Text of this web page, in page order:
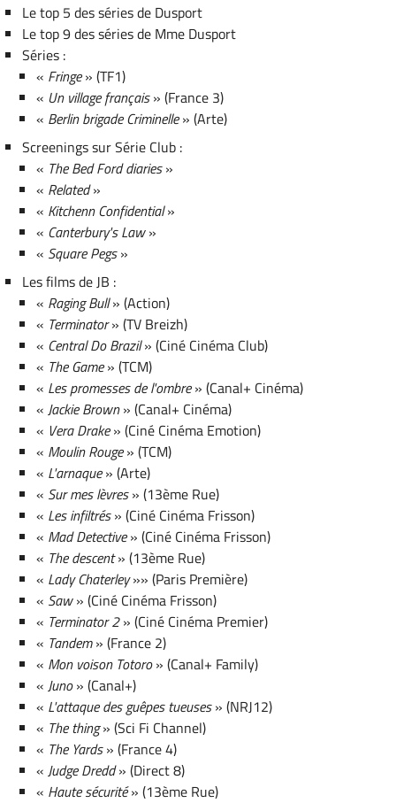
Le top 5 des séries de Dusport
Le top 9 des séries de Mme Dusport
Séries :
« Fringe» (TF1)
« Un village français» (France 3)
« Berlin brigade Criminelle» (Arte)
Screenings sur Série Club :
« The Bed Ford diaries»
« Related»
« Kitchenn Confidential»
« Canterbury's Law»
« Square Pegs»
Les films de JB :
« Raging Bull» (Action)
« Terminator» (TV Breizh)
« Central Do Brazil» (Ciné Cinéma Club)
« The Game» (TCM)
« Les promesses de l'ombre» (Canal+ Cinéma)
« Jackie Brown» (Canal+ Cinéma)
« Vera Drake» (Ciné Cinéma Emotion)
« Moulin Rouge» (TCM)
« L'arnaque» (Arte)
« Sur mes lèvres» (13ème Rue)
« Les infiltrés» (Ciné Cinéma Frisson)
« Mad Detective» (Ciné Cinéma Frisson)
« The descent» (13ème Rue)
« Lady Chaterley»» (Paris Première)
« Saw» (Ciné Cinéma Frisson)
« Terminator 2» (Ciné Cinéma Premier)
« Tandem» (France 2)
« Mon voison Totoro» (Canal+ Family)
« Juno» (Canal+)
« L'attaque des guêpes tueuses» (NRJ12)
« The thing» (Sci Fi Channel)
« The Yards» (France 4)
« Judge Dredd» (Direct 8)
« Haute sécurité» (13ème Rue)